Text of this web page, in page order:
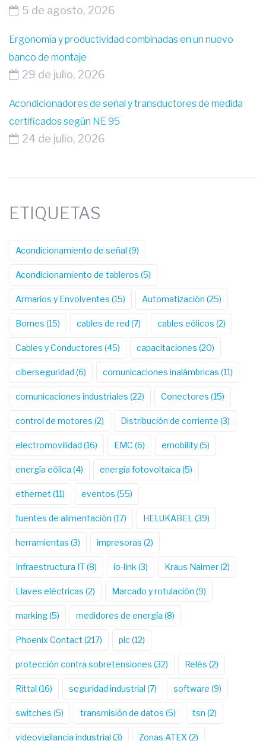
5 de agosto, 2026
Ergonomía y productividad combinadas en un nuevo
banco de montaje
29 de julio, 2026
Acondicionadores de señal y transductores de medida
certificados según NE 95
24 de julio, 2026
ETIQUETAS
Acondicionamiento de señal (9)
Acondicionamiento de tableros (5)
Armarios y Envolventes (15) Automatización (25)
Bornes (15) cables de red (7) cables eólicos (2)
Cables y Conductores (45) capacitaciones (20)
ciberseguridad (6) comunicaciones inalámbricas (11)
comunicaciones industriales (22) Conectores (15)
control de motores (2) Distribución de corriente (3)
electromovilidad (16) EMC (6) emobility(5)
energía eólica (4) energía fotovoltaica (5)
ethernet (11) eventos (55)
fuentes de alimentación (17) HELUKABEL (39)
herramientas (3) impresoras (2)
Infraestructura IT(8) io-link (3) Kraus Naimer(2)
Llaves eléctricas (2) Marcado y rotulación (9)
marking(5) medidores de energía (8)
Phoenix Contact (217) plc(12)
protección contra sobretensiones (32) Relés (2)
Rittal (16) seguridad industrial (7) software (9)
switches (5) transmisión de datos (5) tsn (2)
videovigilancia industrial (3) Zonas ATEX (2)